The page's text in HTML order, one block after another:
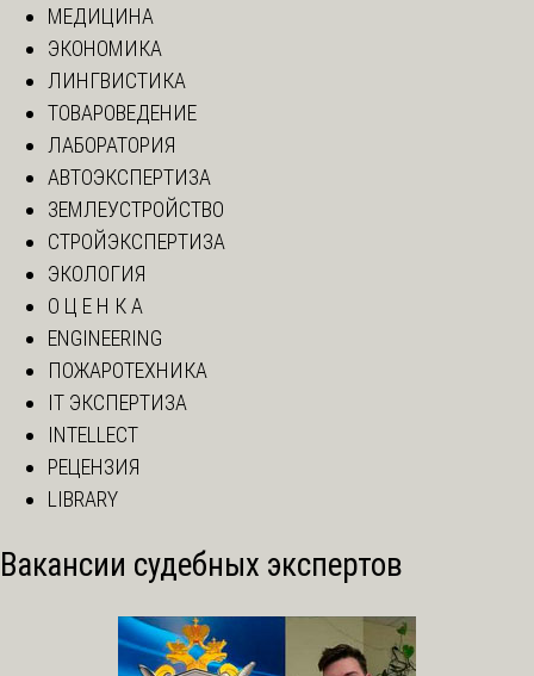
МЕДИЦИНА
ЭКОНОМИКА
ЛИНГВИСТИКА
ТОВАРОВЕДЕНИЕ
ЛАБОРАТОРИЯ
АВТОЭКСПЕРТИЗА
ЗЕМЛЕУСТРОЙСТВО
СТРОЙЭКСПЕРТИЗА
ЭКОЛОГИЯ
О Ц Е Н К А
ENGINEERING
ПОЖАРОТЕХНИКА
IT ЭКСПЕРТИЗА
INTELLECT
РЕЦЕНЗИЯ
LIBRARY
Вакансии судебных экспертов